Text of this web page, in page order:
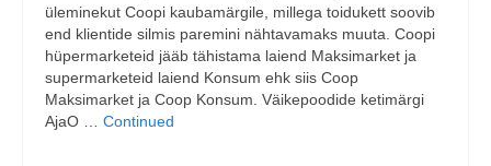
üleminekut Coopi kaubamärgile, millega toidukett soovib
end klientide silmis paremini nähtavamaks muuta. Coopi
hüpermarketeid jääb tähistama laiend Maksimarket ja
supermarketeid laiend Konsum ehk siis Coop
Maksimarket ja Coop Konsum. Väikepoodide ketimärgi
AjaO … Continued